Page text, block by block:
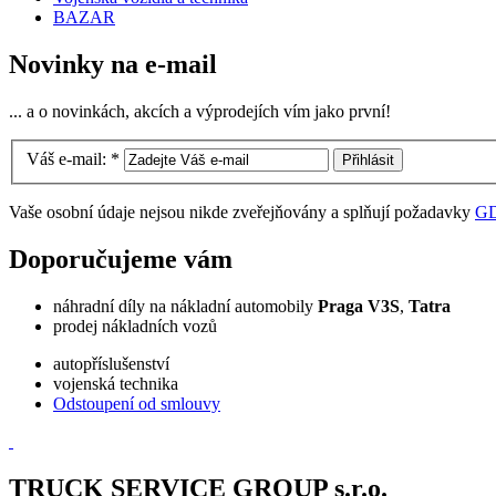
BAZAR
Novinky na e-mail
... a o novinkách, akcích a výprodejích vím jako první!
Váš e-mail: *
Vaše osobní údaje nejsou nikde zveřejňovány a splňují požadavky
Doporučujeme vám
náhradní díly na nákladní automobily Praga V3S, Tatra
prodej nákladních vozů
autopříslušenství
vojenská technika
Odstoupení od smlouvy
TRUCK SERVICE GROUP s.r.o.